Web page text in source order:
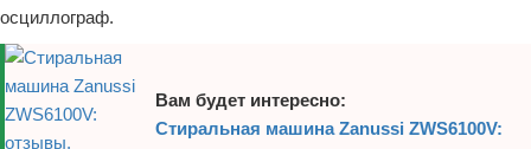
осциллограф.
Вам будет интересно:
Стиральная машина Zanussi ZWS6100V: